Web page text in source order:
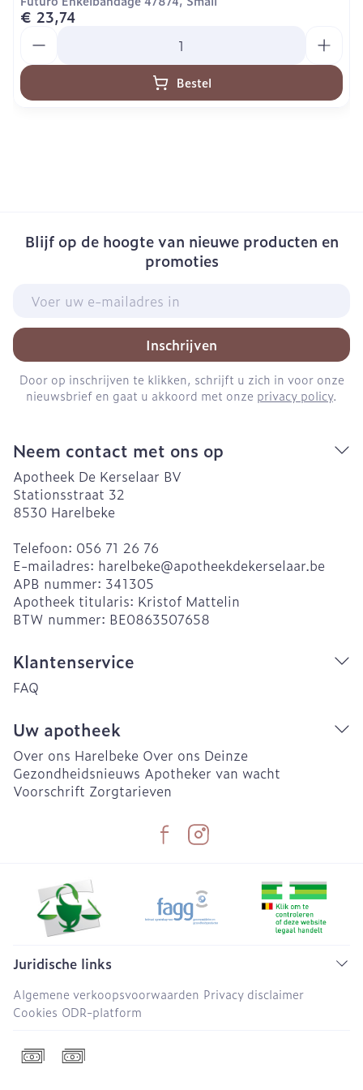
€ 23,74
Bestel
Blijf op de hoogte van nieuwe producten en
promoties
Inschrijven
Door op inschrijven te klikken, schrijft u zich in voor onze
nieuwsbrief en gaat u akkoord met onze privacy policy.
Neem contact met ons op
Apotheek De Kerselaar BV
Stationsstraat 32
8530 Harelbeke
Telefoon: 056 71 26 76
E-mailadres: harelbeke@apotheekdekerselaar.be
APB nummer: 341305
Apotheek titularis: Kristof Mattelin
BTW nummer: BE0863507658
Klantenservice
FAQ
Uw apotheek
Over ons Harelbeke Over ons Deinze
Gezondheidsnieuws Apotheker van wacht
Voorschrift Zorgtarieven
Juridische links
Algemene verkoopsvoorwaarden Privacy disclaimer
Cookies ODR-platform